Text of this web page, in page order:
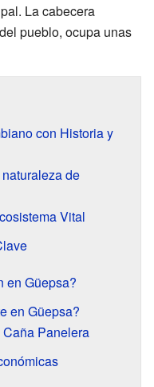
La cabecera
pueblo, ocupa unas
con Historia y
de
Vital
en Güepsa?
en Güepsa?
Panelera